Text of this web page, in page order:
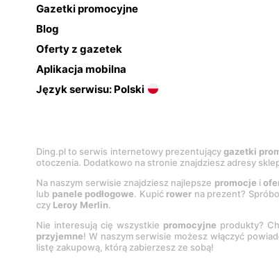
Gazetki promocyjne
Blog
Oferty z gazetek
Aplikacja mobilna
Język serwisu: Polski
Ding.pl to serwis internetowy prezentującygazetki
otoczenia. Dodatkowo na stronie znajdziesz adresy
Na naszym serwisie znajdziesz najlepsze promocje i
lub panele podłogowe. Kupić rower na prezent?
czy Leroy Merlin.
Nie interesują cię wszystkie promocyjne produkty?
przyjemne! W naszym serwisie możesz włączyć
listę zakupową, którą zabierzesz ze sobą!